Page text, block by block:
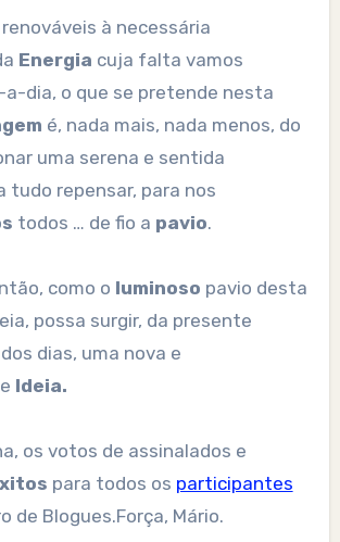
renováveis à necessária
Energia cuja falta vamos
dia, o que se pretende nesta
é, nada mais, nada menos, do
uma serena e sentida
tudo repensar, para nos
todos … de fio a pavio.
como o luminoso pavio desta
possa surgir, da presente
dias, uma nova e
Ideia.
os votos de assinalados e
para todos os participantes
de Blogues.Força, Mário.